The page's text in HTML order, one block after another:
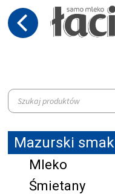
Wyszukiwarka
produktów
Mazurski smak
Mleko
Śmietany